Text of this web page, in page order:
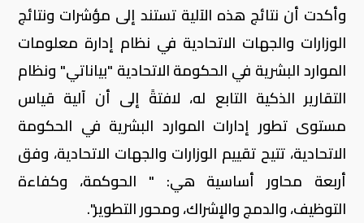
وأكدت أن نتائج هذه الآلية تستند إلى مؤشرات ونتائج
الوزارات والجهات الاتحادية في نظام إدارة معلومات
الموارد البشرية في الحكومة الاتحادية "بياناتي" ونظام
التقارير الذكية التابع له، لافتةً إلى أن آلية قياس
مستوى تطور إدارات الموارد البشرية في الحكومة
الاتحادية، تتيح تقييم الوزارات والجهات الاتحادية، وفق
أربعة محاور أساسية هي: " الحوكمة، وكفاءة
التوظيف، والدمج والإشراك، ومحور التطوير".